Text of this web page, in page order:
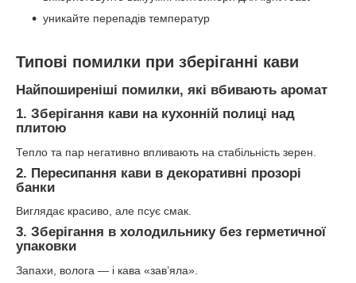
уникайте перепадів температур
Типові помилки при зберіганні кави
Найпоширеніші помилки, які вбивають аромат
1. Зберігання кави на кухонній полиці над
плитою
Тепло та пар негативно впливають на стабільність зерен.
2. Пересипання кави в декоративні прозорі
банки
Виглядає красиво, але псує смак.
3. Зберігання в холодильнику без герметичної
упаковки
Запахи, волога — і кава «зав’яла».